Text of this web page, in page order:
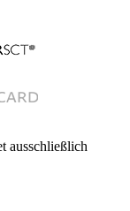
ausschließlich